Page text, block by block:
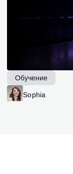
Обучение
Sophia